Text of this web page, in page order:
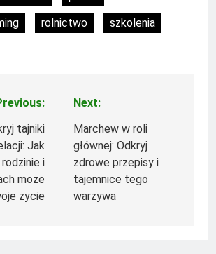
rolnictwo
szkolenia
tajniki
Jak
i
może
życie
Next:
Marchew w roli
głównej: Odkryj
zdrowe przepisy i
tajemnice tego
warzywa